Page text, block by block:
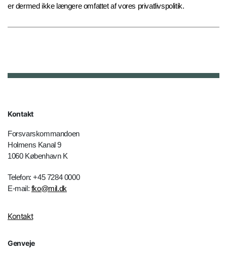
er dermed ikke længere omfattet af vores privatlivspolitik.
Kontakt
Forsvarskommandoen
Holmens Kanal 9
1060 København K
Telefon: +45 7284 0000
E-mail: fko@mil.dk
Kontakt
Genveje